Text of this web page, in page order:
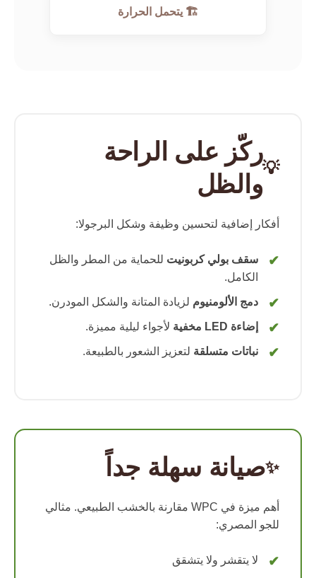
🏗️ يتحمل الحرارة
💡
ركّز على الراحة
والظل
أفكار إضافية لتحسين وظيفة وشكل البرجولا:
سقف بولي كربونيت للحماية من المطر والظل
الكامل.
دمج الألومنيوم لزيادة المتانة والشكل المودرن.
إضاءة LED مخفية لأجواء ليلية مميزة.
نباتات متسلقة لتعزيز الشعور بالطبيعة.
✨صيانة سهلة جداً
أهم ميزة في WPC مقارنة بالخشب الطبيعي. مثالي
للجو المصري:
لا يتقشر ولا يتشقق